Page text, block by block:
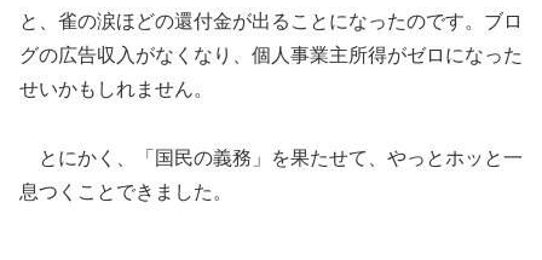
と、雀の涙ほどの還付金が出ることになったのです。ブロ
グの広告収入がなくなり、個人事業主所得がゼロになった
せいかもしれません。
とにかく、「国民の義務」を果たせて、やっとホッと一
息つくことできました。